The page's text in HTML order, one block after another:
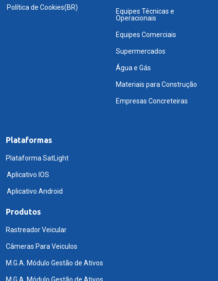
Política de Cookies(BR)
Equipes Técnicas e
Operacionais
Equipes Comerciais
Supermercados
Água e Gás
Materiais para Construção
Empresas Concreteiras
Plataformas
Plataforma SatLight
Aplicativo IOS
Aplicativo Android
Produtos
Rastreador Veicular
Câmeras Para Veiculos
M.G.A. Módulo Gestão de Ativos